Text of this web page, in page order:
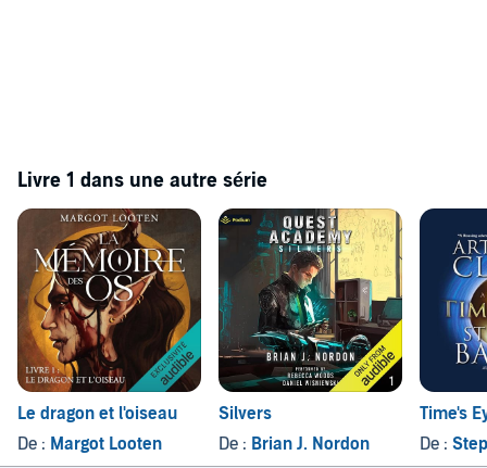
Livre 1 dans une autre série
Le dragon et l'oiseau
De : Margot Looten
Silvers
De : Brian J. Nordon
Time's
De :